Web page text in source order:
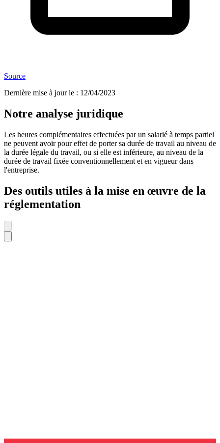
Source
Dernière mise à jour le : 12/04/2023
Notre analyse juridique
Les heures complémentaires effectuées par un salarié à temps partiel
ne peuvent avoir pour effet de porter sa durée de travail au niveau de
la durée légale du travail, ou si elle est inférieure, au niveau de la
durée de travail fixée conventionnellement et en vigueur dans
l'entreprise.
Des outils utiles à la mise en œuvre de la
réglementation